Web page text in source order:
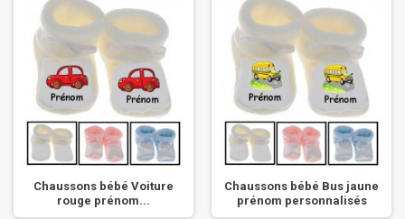
Chaussons bébé Voiture
rouge prénom...
Chaussons bébé Bus jaune
prénom personnalisés